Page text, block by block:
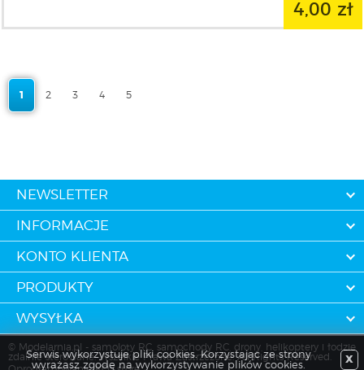
4,00 zł
1 2 3 4 5
NEWSLETTER
INFORMACJE
KONTO KLIENTA
PRODUKTY
WYSYŁKA
© Modelarnia.pl - samoloty RC, samochody RC, drony, helikoptery i łodzie
zdalnie sterowane. Wszelkie Prawa Zastrzeżone. All Rights Reserved.
Serwis wykorzystuje pliki cookies. Korzystając ze strony
wyrażasz zgodę na wykorzystywanie plików cookies.
X